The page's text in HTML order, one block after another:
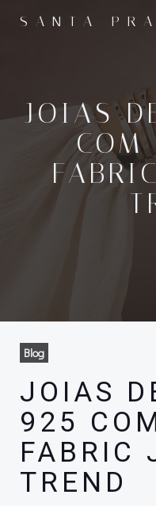
SANTA
JOIAS
COM
Blog
JOIAS
925
FABRIC
TREND